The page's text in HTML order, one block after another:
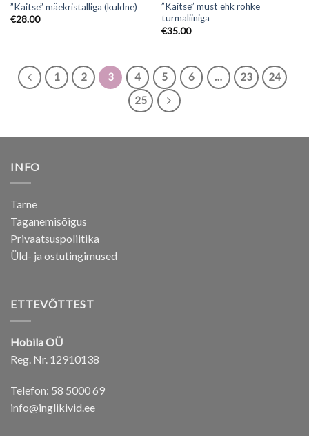
”Kaitse” mäekristalliga (kuldne)
€28.00
”Kaitse” must ehk rohke
turmaliiniga
€35.00
1 2 3 4 5 6 … 23
24
25
INFO
Tarne
Taganemisõigus
Privaatsuspoliitika
Üld- ja ostutingimused
ETTEVÕTTEST
Hobila OÜ
Reg. Nr. 12910138
Telefon: 58 5000 69
info@inglikivid.ee